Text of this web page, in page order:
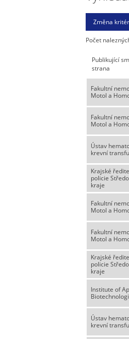
Počet
Publikující
strana
Fakultní
Motol a
Fakultní
Motol a
Ústav
krevní
Krajské
policie
kraje
Fakultní
Motol a
Fakultní
Motol a
Krajské
policie
kraje
Institute of
Ústav
krevní